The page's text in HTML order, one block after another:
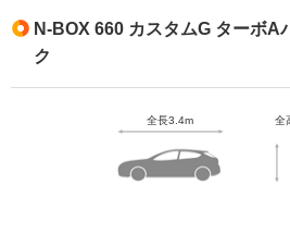
N-BOX 660 カスタムG ターボA
ク
全長3.4m 全